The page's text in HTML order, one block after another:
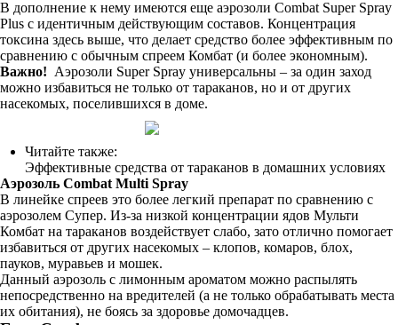
В дополнение к нему имеются еще аэрозоли Combat Super Spray
Plus с идентичным действующим составов. Концентрация
токсина здесь выше, что делает средство более эффективным по
сравнению с обычным спреем Комбат (и более экономным).
Важно! Аэрозоли Super Spray универсальны – за один заход
можно избавиться не только от тараканов, но и от других
насекомых, поселившихся в доме.
Читайте также:
Эффективные средства от тараканов в домашних условиях
Аэрозоль Combat Multi Spray
В линейке спреев это более легкий препарат по сравнению с
аэрозолем Супер. Из-за низкой концентрации ядов Мульти
Комбат на тараканов воздействует слабо, зато отлично помогает
избавиться от других насекомых – клопов, комаров, блох,
пауков, муравьев и мошек.
Данный аэрозоль с лимонным ароматом можно распылять
непосредственно на вредителей (а не только обрабатывать места
их обитания), не боясь за здоровье домочадцев.